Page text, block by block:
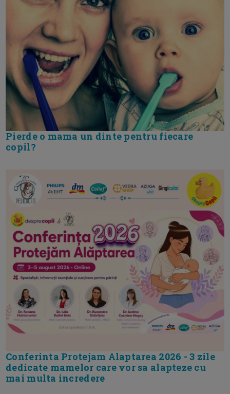
Pierde o mama un dinte pentru fiecare
copil?
Conferinta Protejam Alaptarea 2026 - 3 zile
dedicate mamelor care vor sa alapteze cu
mai multa incredere